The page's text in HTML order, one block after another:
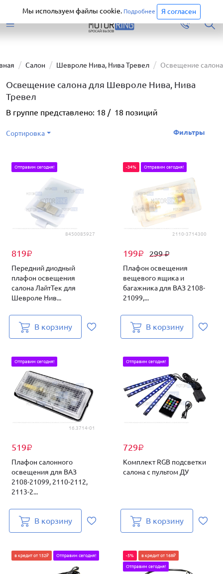
Перейти
Салон Шевроле Нива, Нива Тревел Освещение салона
Освещение салона для Шевроле Нива, Нива
Тревел
В группе представлено: 18 / 18 позиций
Сортировка Фильтры
8450085927
819₽
Отправим сегодня!
Передний диодный
плафон освещения
салона ЛайтТек для
Шевроле Нив...
В корзину
2110-3714300
199₽ 299₽
-34% Отправим сегодня!
Плафон освещения
вещевого ящика и
багажника для ВАЗ 2108-
21099,...
В корзину
16.3714-01
519₽
Отправим сегодня!
Плафон салонного
освещения для ВАЗ
2108-21099, 2110-2112,
2113-2...
В корзину
729₽
Отправим сегодня!
Комплект RGB подсветки
салона с пультом ДУ
В корзину
в кредит от 152₽ Отправим сегодня! -5% в кредит от 168₽
Отправим сегодня!
Мы используем файлы cookie. Подробнее Я согласен